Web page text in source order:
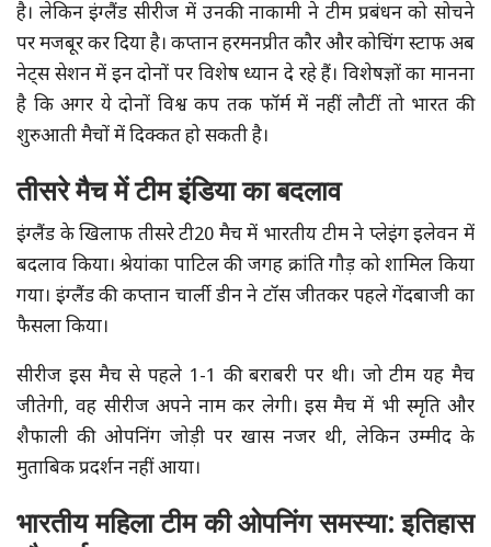
है। लेकिन इंग्लैंड सीरीज में उनकी नाकामी ने टीम प्रबंधन को सोचने
पर मजबूर कर दिया है। कप्तान हरमनप्रीत कौर और कोचिंग स्टाफ अब
नेट्स सेशन में इन दोनों पर विशेष ध्यान दे रहे हैं। विशेषज्ञों का मानना
है कि अगर ये दोनों विश्व कप तक फॉर्म में नहीं लौटीं तो भारत की
शुरुआती मैचों में दिक्कत हो सकती है।
तीसरे मैच में टीम इंडिया का बदलाव
इंग्लैंड के खिलाफ तीसरे टी20 मैच में भारतीय टीम ने प्लेइंग इलेवन में
बदलाव किया। श्रेयांका पाटिल की जगह क्रांति गौड़ को शामिल किया
गया। इंग्लैंड की कप्तान चार्ली डीन ने टॉस जीतकर पहले गेंदबाजी का
फैसला किया।
सीरीज इस मैच से पहले 1-1 की बराबरी पर थी। जो टीम यह मैच
जीतेगी, वह सीरीज अपने नाम कर लेगी। इस मैच में भी स्मृति और
शैफाली की ओपनिंग जोड़ी पर खास नजर थी, लेकिन उम्मीद के
मुताबिक प्रदर्शन नहीं आया।
भारतीय महिला टीम की ओपनिंग समस्या: इतिहास